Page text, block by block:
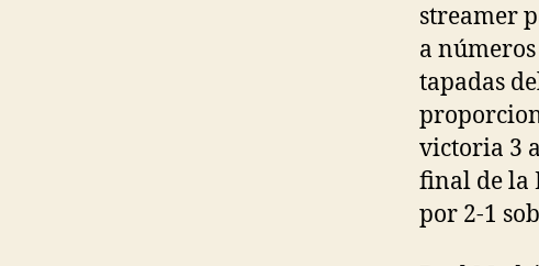
streamer
a
tapadas
victoria 3
final de la
por 2-1